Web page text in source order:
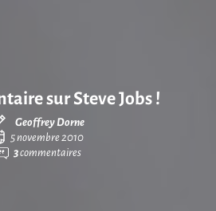
sur Steve Jobs !
Geoffrey Dorne
5 novembre 2010
3commentaires